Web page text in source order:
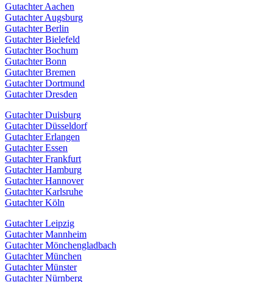
Gutachter Aachen
Gutachter Augsburg
Gutachter Berlin
Gutachter Bielefeld
Gutachter Bochum
Gutachter Bonn
Gutachter Bremen
Gutachter Dortmund
Gutachter Dresden
Gutachter Duisburg
Gutachter Düsseldorf
Gutachter Erlangen
Gutachter Essen
Gutachter Frankfurt
Gutachter Hamburg
Gutachter Hannover
Gutachter Karlsruhe
Gutachter Köln
Gutachter Leipzig
Gutachter Mannheim
Gutachter Mönchengladbach
Gutachter München
Gutachter Münster
Gutachter Nürnberg